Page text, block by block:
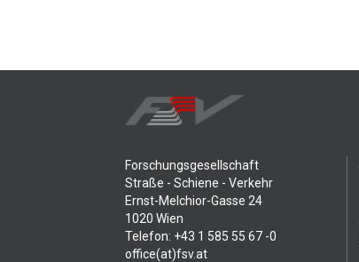
Forschungsgesellschaft
Straße - Schiene - Verkehr
Ernst-Melchior-Gasse 24
1020 Wien
Telefon: +43 1 585 55 67 -0
office(at)fsv.at